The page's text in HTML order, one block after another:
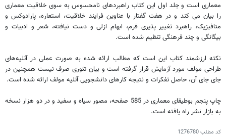
معماری است و جلد اول این کتاب راهبردهای نامحسوس به سوی خلاقیت معماری
را بیان می کند و در هفت گفتار با عناوین فرایند خلاقیت، استعاره، پارادوکس و
متافیزیک، راهبرد تغییر پذیری فرم، ابهام ازلی و دست نیافته، شعر و ادبیات و
بیگانگی و چند فرهنگی تنظیم شده است.
نکته ارزشمند کتاب این است که مطالب ارائه شده به صورت عملی در آتلیه‌های
طراحی مولف مورد آزمایش قرار گرفته است و بیان تئوری صرف نیست همچنین در
جای جای آن، حاصل تفکرات و نتیجه کارهای دانشجویی آتلیه مولف ارائه شده است.
چاپ پنجم بوطیقای معماری در 585 صفحه، مصور سیاه و سفید و در دو هزار نسخه
به بازار نشر راه یافته است.
کد مطلب1276780